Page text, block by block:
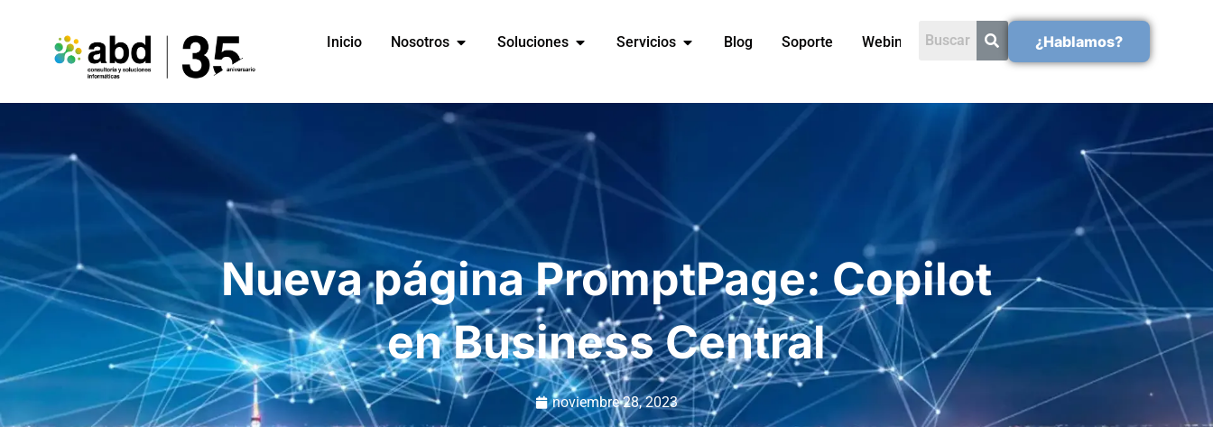
Inicio Nosotros Soluciones Servicios Blog Soporte Webinars ¿Hablamos?
Nueva página PromptPage: Copilot
en Business Central
noviembre 28, 2023